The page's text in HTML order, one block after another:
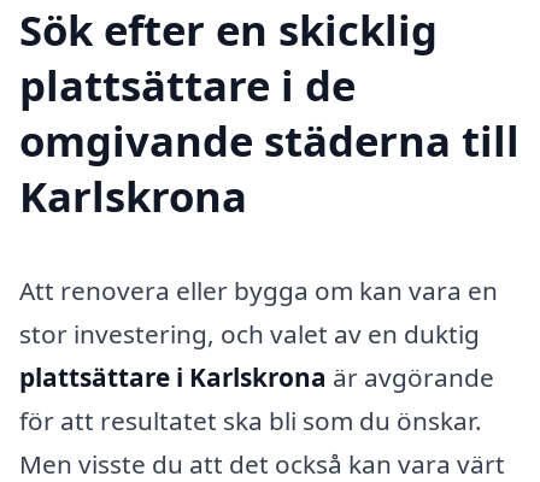
Sök efter en skicklig
plattsättare i de
omgivande städerna till
Karlskrona
Att renovera eller bygga om kan vara en
stor investering, och valet av en duktig
plattsättare i Karlskrona är avgörande
för att resultatet ska bli som du önskar.
Men visste du att det också kan vara värt